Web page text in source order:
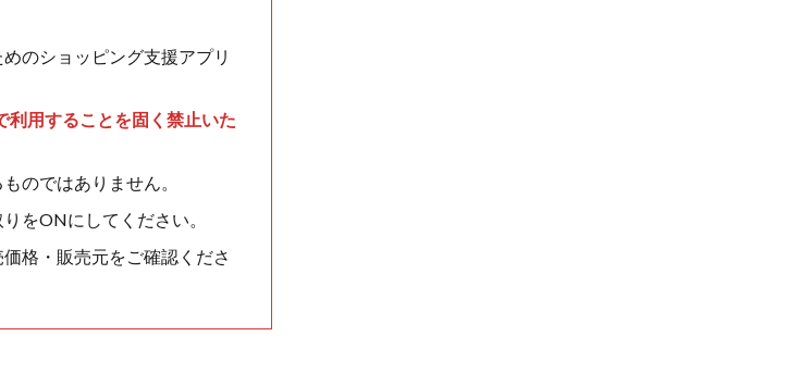
のショッピング支援アプリ
利用することを固く禁止いた
のではありません。
をONにしてください。
格・販売元をご確認くださ